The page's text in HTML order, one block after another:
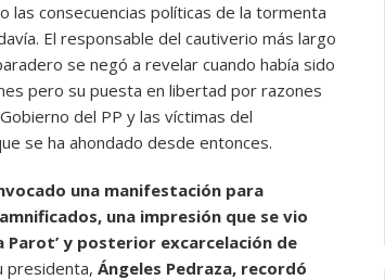
las consecuencias políticas de la tormenta
El responsable del cautiverio más largo
se negó a revelar cuando había sido
pero su puesta en libertad por razones
del PP y las víctimas del
se ha ahondado desde entonces.
una manifestación para
una impresión que se vio
y posterior excarcelación de
presidenta, Ángeles Pedraza, recordó